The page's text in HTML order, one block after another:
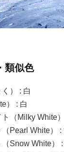
類似色
） : 白
） : 白
ト（Milky White
Pearl White） :
Snow White） :